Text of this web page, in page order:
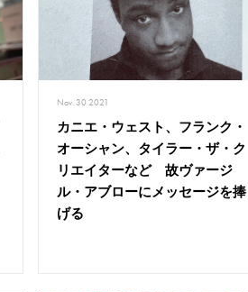
Nov. 30 2021
カニエ・ウェスト、フランク・
オーシャン、タイラー・ザ・ク
リエイターなど 故ヴァージ
ル・アブローにメッセージを捧
げる